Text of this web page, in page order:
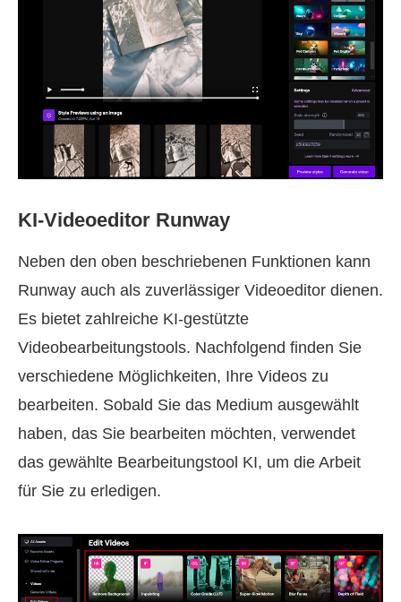
KI‑Videoeditor Runway
Neben den oben beschriebenen Funktionen kann
Runway auch als zuverlässiger Videoeditor dienen.
Es bietet zahlreiche KI‑gestützte
Videobearbeitungstools. Nachfolgend finden Sie
verschiedene Möglichkeiten, Ihre Videos zu
bearbeiten. Sobald Sie das Medium ausgewählt
haben, das Sie bearbeiten möchten, verwendet
das gewählte Bearbeitungstool KI, um die Arbeit
für Sie zu erledigen.